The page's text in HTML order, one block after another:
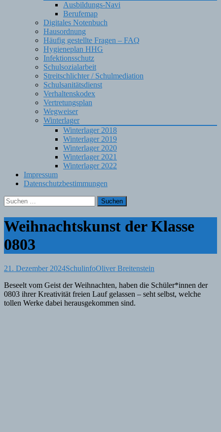
Ausbildungs-Navi
Berufemap
Digitales Notenbuch
Hausordnung
Häufig gestellte Fragen – FAQ
Hygieneplan HHG
Infektionsschutz
Schulsozialarbeit
Streitschlichter / Schulmediation
Schulsanitätsdienst
Verhaltenskodex
Vertretungsplan
Wegweiser
Winterlager
Winterlager 2018
Winterlager 2019
Winterlager 2020
Winterlager 2021
Winterlager 2022
Impressum
Datenschutzbestimmungen
Suchen
nach:
Weihnachtskunst der Klasse
0803
21. Dezember 2024SchulinfoOliver Breitenstein
Beseelt vom Geist der Weihnachten, haben die Schüler*innen der
0803 ihrer Kreativität freien Lauf gelassen – seht selbst, welche
tollen Werke dabei herausgekommen sind.